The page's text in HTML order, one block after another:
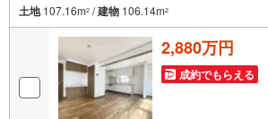
土地107.16m2 /建物 106.14m2
2,880万円
成約でもらえる